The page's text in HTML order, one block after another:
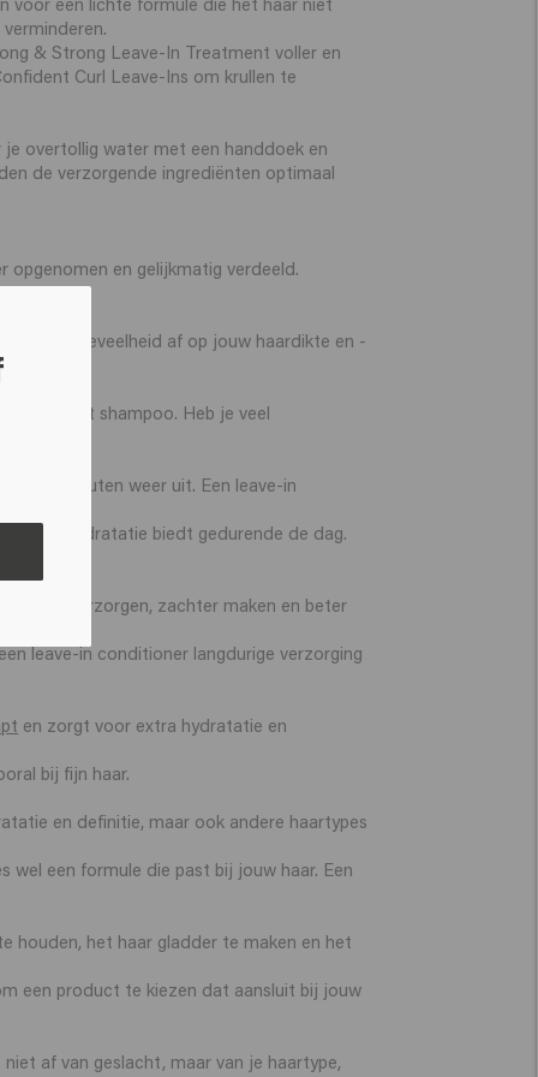
& Strong Leave-In Treatment voller en
Curl Leave-Ins om krullen te
overtollig water met een handdoek en
de verzorgende ingrediënten optimaal
en gelijkmatig verdeeld.
de hoeveelheid af op jouw haardikte en -
met shampoo. Heb je veel
minuten weer uit. Een leave-in
en hydratatie biedt gedurende de dag.
haar verzorgen, zachter maken en beter
leave-in conditioner langdurige verzorging
en zorgt voor extra hydratatie en
bij fijn haar.
en definitie, maar ook andere haartypes
wel een formule die past bij jouw haar. Een
houden, het haar gladder te maken en het
een product te kiezen dat aansluit bij jouw
af van geslacht, maar van je haartype,